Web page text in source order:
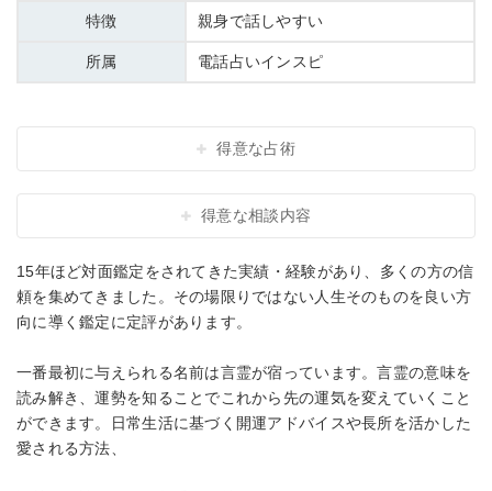
特徴 親身で話しやすい
所属 電話占いインスピ
得意な占術
得意な相談内容
15年ほど対面鑑定をされてきた実績・経験があり、多くの方の信
頼を集めてきました。その場限りではない人生そのものを良い方
向に導く鑑定に定評があります。
一番最初に与えられる名前は言霊が宿っています。言霊の意味を
読み解き、運勢を知ることでこれから先の運気を変えていくこと
ができます。日常生活に基づく開運アドバイスや長所を活かした
愛される方法、